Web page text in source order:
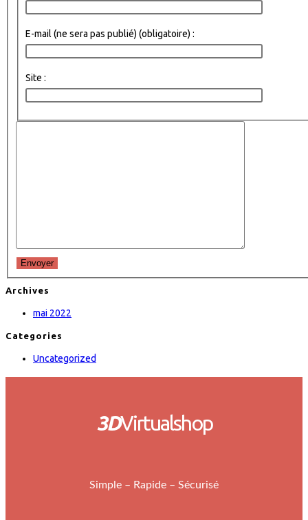
E-mail (ne sera pas publié) (obligatoire) :
Site :
Envoyer
Archives
mai 2022
Categories
Uncategorized
3DVirtualshop
Simple – Rapide – Sécurisé